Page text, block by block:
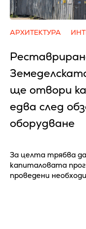
АРХИТЕКТУРА
ще отвори
едва след
оборудване
За целта трябва
капиталовата
проведени